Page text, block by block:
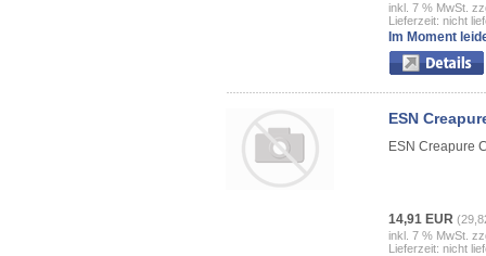
inkl. 7 % MwSt.
Lieferzeit: nicht
Im Moment
ESN
ESN Creapure
14,91 EUR
inkl. 7 % MwSt.
Lieferzeit: nicht